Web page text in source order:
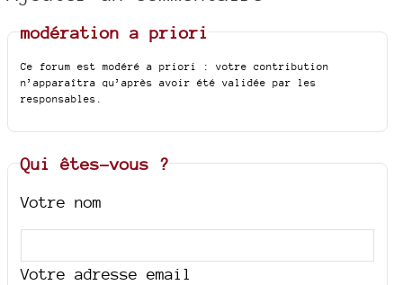
modération a priori
Ce forum est modéré a priori : votre contribution
n’apparaîtra qu’après avoir été validée par les
responsables.
Qui êtes-vous ?
Votre nom
Votre adresse email